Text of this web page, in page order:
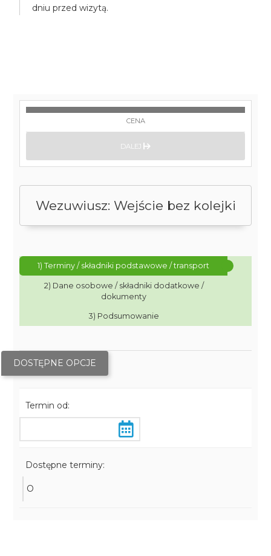
dniu przed wizytą.
Wezuwiusz: Wejście bez kolejki
1) Terminy / składniki podstawowe / transport
2) Dane osobowe / składniki dodatkowe /
dokumenty
3) Podsumowanie
DOSTĘPNE OPCJE
Termin od:
Dostępne terminy:
O
CENA
DALEJ